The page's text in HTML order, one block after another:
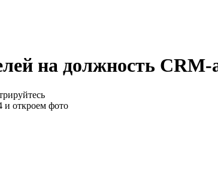
на должность
и откроем фото